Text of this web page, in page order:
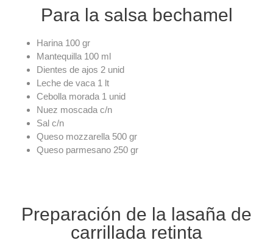
Para la salsa bechamel
Harina 100 gr
Mantequilla 100 ml
Dientes de ajos 2 unid
Leche de vaca 1 lt
Cebolla morada 1 unid
Nuez moscada c/n
Sal c/n
Queso mozzarella 500 gr
Queso parmesano 250 gr
Preparación de la lasaña de
carrillada retinta